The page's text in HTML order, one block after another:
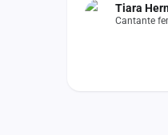
Tiara
Cantante